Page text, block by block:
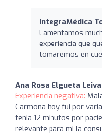
IntegraMédica
Lamentamos
experiencia que
tomaremos en
Ana Rosa Elgueta Leiva
Experiencia negativa:
Carmona hoy fui por
tenia 12 minutos por
relevante para mi la